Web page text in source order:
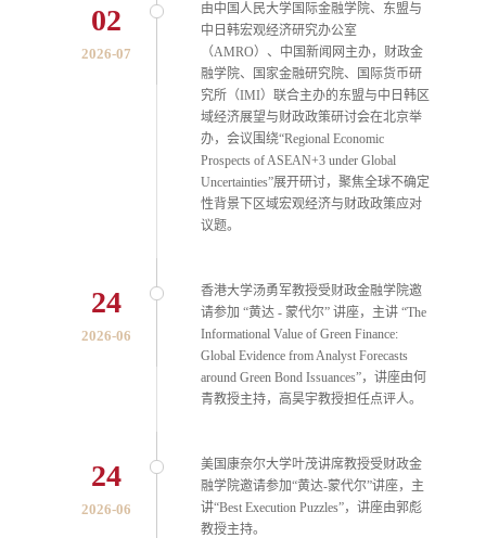
02
2026-07
由中国人民大学国际金融学院、东盟与
中日韩宏观经济研究办公室
（AMRO）、中国新闻网主办，财政金
融学院、国家金融研究院、国际货币研
究所（IMI）联合主办的东盟与中日韩区
域经济展望与财政政策研讨会在北京举
办，会议围绕“Regional Economic
Prospects of ASEAN+3 under Global
Uncertainties”展开研讨，聚焦全球不确定
性背景下区域宏观经济与财政政策应对
议题。
24
2026-06
香港大学汤勇军教授受财政金融学院邀
请参加 “黄达 - 蒙代尔” 讲座，主讲 “The
Informational Value of Green Finance:
Global Evidence from Analyst Forecasts
around Green Bond Issuances”，讲座由何
青教授主持，高昊宇教授担任点评人。
24
2026-06
美国康奈尔大学叶茂讲席教授受财政金
融学院邀请参加“黄达-蒙代尔”讲座，主
讲“Best Execution Puzzles”，讲座由郭彪
教授主持。